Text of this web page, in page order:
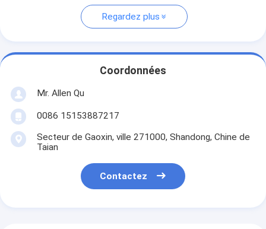
Regardez plus
Coordonnées
Mr. Allen Qu
0086 15153887217
Secteur de Gaoxin, ville 271000, Shandong, Chine de
Taian
Contactez